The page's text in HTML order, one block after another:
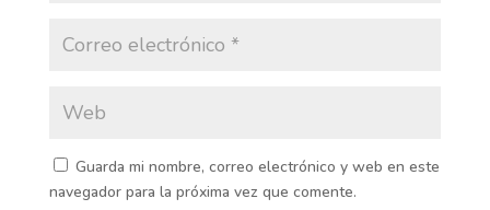
Guarda mi nombre, correo electrónico y web en este
navegador para la próxima vez que comente.